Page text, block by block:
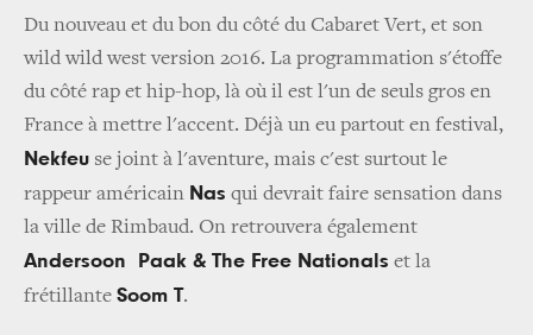
Du nouveau et du bon du côté du Cabaret Vert, et son
wild wild west version 2016. La programmation s'étoffe
du côté rap et hip-hop, là où il est l'un de seuls gros en
France à mettre l'accent. Déjà un eu partout en festival,
Nekfeu se joint à l'aventure, mais c'est surtout le
rappeur américain Nas qui devrait faire sensation dans
la ville de Rimbaud. On retrouvera également
Andersoon Paak & The Free Nationals et la
frétillante Soom T.